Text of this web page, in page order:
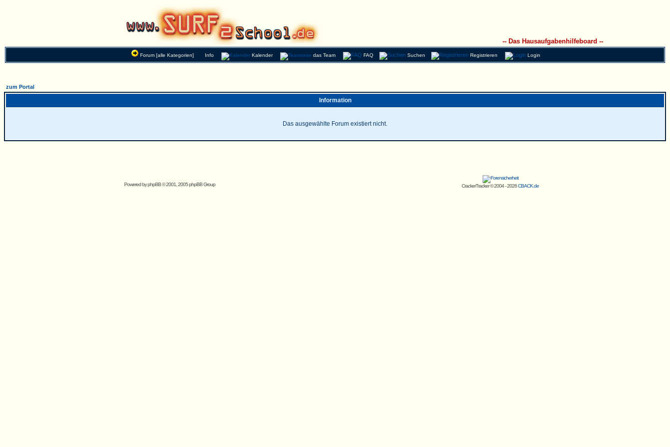
-- Das Hausaufgabenhilfeboard --
Forum [alle Kategorien] Info Kalender das Team FAQ Suchen Registrieren Login
zum Portal
Information
Das ausgewählte Forum existiert nicht.
Powered byphpBB© 2001, 2005 phpBB Group CrackerTracker © 2004 - 2026CBACK.de